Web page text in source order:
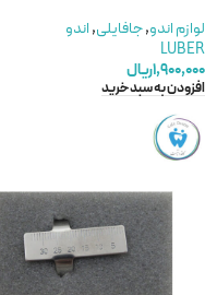
لوازم اندو,جافایلی,اندو
LUBER
۱,۹۰۰,۰۰۰ریال
افزودن به سبد خرید